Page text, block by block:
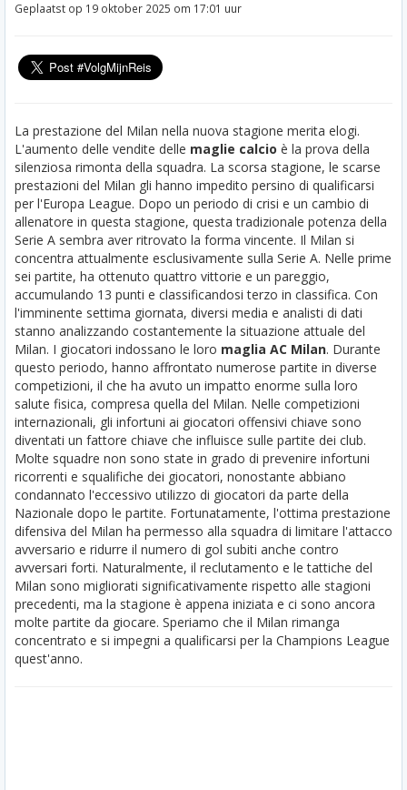
Geplaatst op 19 oktober 2025 om 17:01 uur
La prestazione del Milan nella nuova stagione merita elogi.
L'aumento delle vendite delle maglie calcio è la prova della
silenziosa rimonta della squadra. La scorsa stagione, le scarse
prestazioni del Milan gli hanno impedito persino di qualificarsi
per l'Europa League. Dopo un periodo di crisi e un cambio di
allenatore in questa stagione, questa tradizionale potenza della
Serie A sembra aver ritrovato la forma vincente. Il Milan si
concentra attualmente esclusivamente sulla Serie A. Nelle prime
sei partite, ha ottenuto quattro vittorie e un pareggio,
accumulando 13 punti e classificandosi terzo in classifica. Con
l'imminente settima giornata, diversi media e analisti di dati
stanno analizzando costantemente la situazione attuale del
Milan. I giocatori indossano le loro maglia AC Milan. Durante
questo periodo, hanno affrontato numerose partite in diverse
competizioni, il che ha avuto un impatto enorme sulla loro
salute fisica, compresa quella del Milan. Nelle competizioni
internazionali, gli infortuni ai giocatori offensivi chiave sono
diventati un fattore chiave che influisce sulle partite dei club.
Molte squadre non sono state in grado di prevenire infortuni
ricorrenti e squalifiche dei giocatori, nonostante abbiano
condannato l'eccessivo utilizzo di giocatori da parte della
Nazionale dopo le partite. Fortunatamente, l'ottima prestazione
difensiva del Milan ha permesso alla squadra di limitare l'attacco
avversario e ridurre il numero di gol subiti anche contro
avversari forti. Naturalmente, il reclutamento e le tattiche del
Milan sono migliorati significativamente rispetto alle stagioni
precedenti, ma la stagione è appena iniziata e ci sono ancora
molte partite da giocare. Speriamo che il Milan rimanga
concentrato e si impegni a qualificarsi per la Champions League
quest'anno.